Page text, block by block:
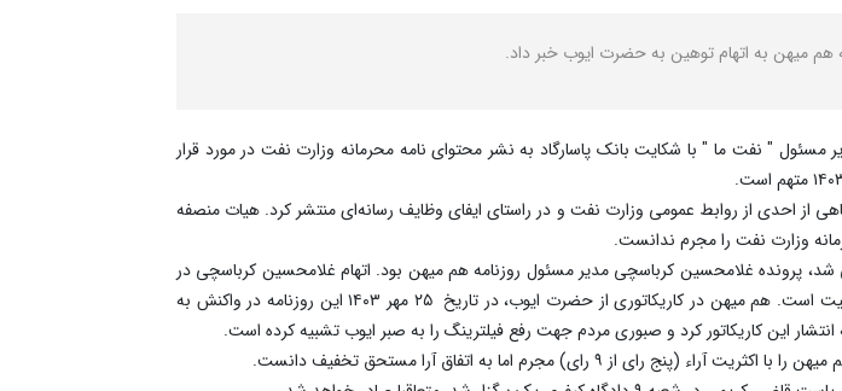
میهن به اتهام توهین به حضرت ایوب خبر داد.
مسئول " نفت ما " با شکایت بانک پاسارگاد به نشر محتوای نامه محرمانه وزارت نفت در مورد قرار
از احدی از روابط عمومی وزارت نفت و در راستای ایفای وظایف رسانه‌ای منتشر کرد. هیات منصفه
وزارت نفت را مجرم ندانست.
پرونده غلامحسین کرباسچی مدیر مسئول روزنامه هم میهن بود. اتهام غلامحسین کرباسچی در
این پرونده با شکایت معاون دادستان تهران، توهین به حضرت ایوب پیامبر و تخریب شخصیت است. هم میهن در کاریکاتوری از حضرت ایوب، در تاریخ ۲۵ مهر ۱۴۰۳ این روزنامه در واکنش به
این کاریکاتور کرد و صبوری مردم جهت رفع فیلترینگ را به صبر ایوب تشبیه کرده است.
مجرم اما به اتفاق آرا مستحق تخفیف دانست.